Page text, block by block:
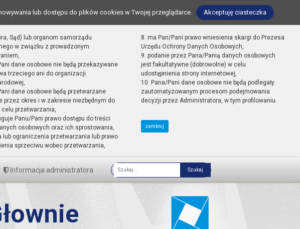
lub dostępu do plików cookies w Twojej przeglądarce. Akceptuję ciasteczka
Sąd) lub organom samorządu
w związku z prowadzonym
dane osobowe nie będą przekazywane
trzeciego ani do organizacji
dane osobowe będą przetwarzane
przez okres i w zakresie niezbędnym do
przetwarzania,
Panu/Pani prawo dostępu do treści
osobowych oraz ich sprostowania,
lub ograniczenia przetwarzania lub prawo
sprzeciwu wobec przetwarzania,
8. ma Pan/Pani prawo wniesienia skargi do Prezesa
Urzędu Ochrony Danych Osobowych,
9. podanie przez Pana/Panią danych osobowych
jest fakultatywne (dobrowolne) w celu
udostępnienia strony internetowej,
10. Pana/Pani dane osobowe nie będą podlegały
zautomatyzowanym procesom podejmowania
decyzji przez Administratora, w tym profilowaniu.
zamknij
Informacja administratora
Fraza